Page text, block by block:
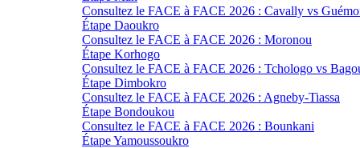
Consultez le FACE à FACE 2026 : Cavally vs
Étape Daoukro
Consultez le FACE à FACE 2026 : Moronou
Étape Korhogo
Consultez le FACE à FACE 2026 : Tchologo vs
Étape Dimbokro
Consultez le FACE à FACE 2026 : Agneby-Tiassa
Étape Bondoukou
Consultez le FACE à FACE 2026 : Bounkani
Étape Yamoussoukro